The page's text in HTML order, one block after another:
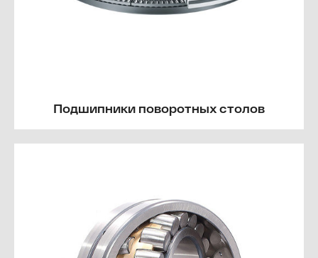
Подшипники поворотных столов